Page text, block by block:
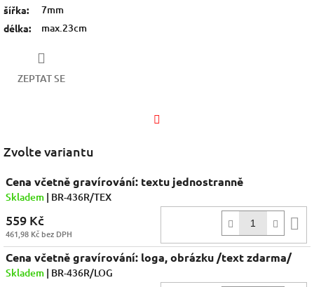
šířka: 7mm
délka: max.23cm
ZEPTAT SE
Zvolte variantu
Cena včetně gravírování: textu jednostranně
Skladem | BR-436R/TEX
559 Kč
461,98 Kč bez DPH
Cena včetně gravírování: loga, obrázku /text zdarma/
Skladem | BR-436R/LOG